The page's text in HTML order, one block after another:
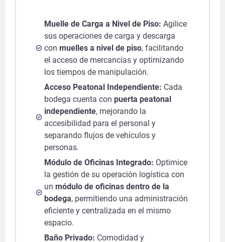
Muelle de Carga a Nivel de Piso: Agilice
sus operaciones de carga y descarga
con muelles a nivel de piso, facilitando
el acceso de mercancías y optimizando
los tiempos de manipulación.
Acceso Peatonal Independiente: Cada
bodega cuenta con puerta peatonal
independiente, mejorando la
accesibilidad para el personal y
separando flujos de vehículos y
personas.
Módulo de Oficinas Integrado: Optimice
la gestión de su operación logística con
un módulo de oficinas dentro de la
bodega, permitiendo una administración
eficiente y centralizada en el mismo
espacio.
Baño Privado: Comodidad y